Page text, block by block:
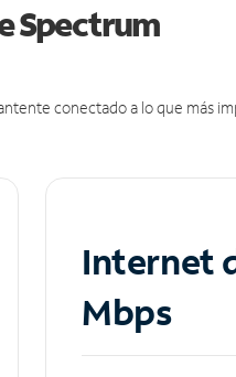
Spectrum
conectado a lo que más
Internet
Mbps